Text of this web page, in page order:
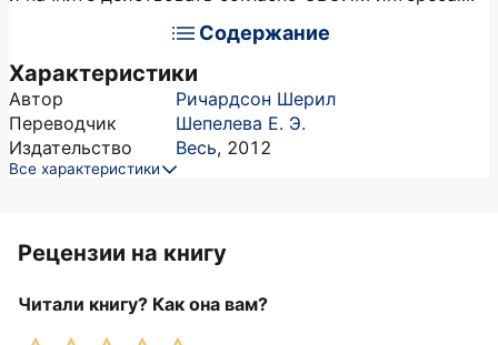
Содержание
Характеристики
Автор
Ричардсон Шерил
Переводчик
Шепелева Е. Э.
Издательство
Весь, 2012
Все характеристики
Рецензии на книгу
Читали книгу? Как она вам?